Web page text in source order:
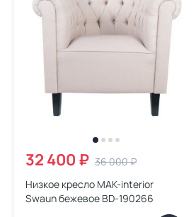
32 400 ₽ 36 000 ₽
Низкое кресло MAK-interior
Swaun бежевое BD-190266